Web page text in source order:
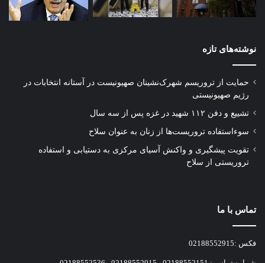
نوشته‌های تازه
حمایت از تروریسم شهرک‌نشینان صهیونیست در آستانه انتخابات در
رژیم صهیونیستی
تشییع و دفن ۱۱۲ شهید در غزه پس از سه سال
سوءاستفاده تروریست‌ها از زنان به عنوان سلاح
تقویت پیشگیری و واکنش آسیای مرکزی به دستیابی و استفاده
تروریستی از سلاح
تماس با ما
فکس :02188552915